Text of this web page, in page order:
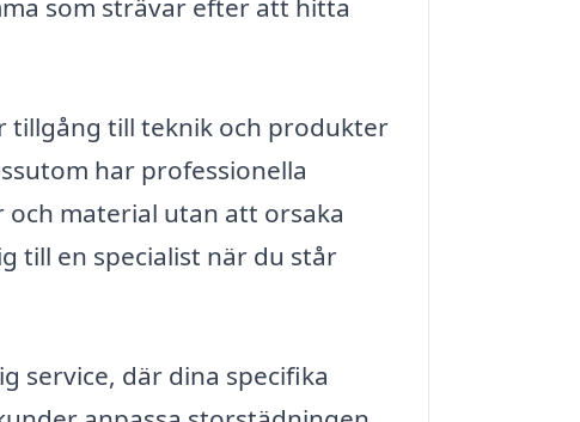
som strävar efter att hitta
tillgång till teknik och produkter
har professionella
material utan att orsaka
till en specialist när du står
service, där dina specifika